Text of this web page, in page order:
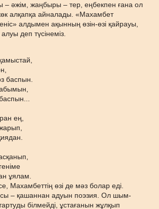
– әжім, жаңбыры – тер, еңбекпен ғана ол
көк алқапқа айналады. «Махамбет
алдымен ақынның өзін-өзі қайрауы,
деп түсінеміз.
баспын.
ең,
ұялам.
Махамбеттің өзі де мәз болар еді.
– қашаннан адуын поэзия. Ол шым-
білмейді, ұстағанын жұлқып